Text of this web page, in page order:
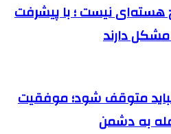
هسته‌ای نیست ؛ با پیشرفت
دارند
متوقف شود؛ موفقیت
به دشمن